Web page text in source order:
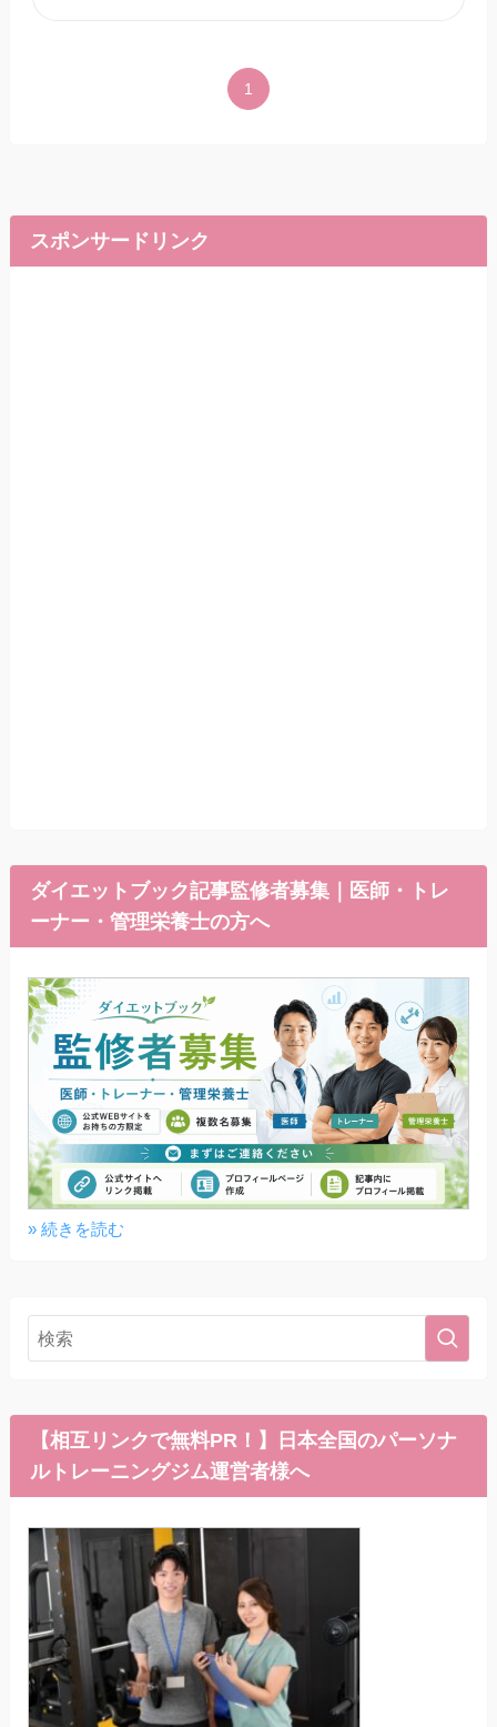
1
スポンサードリンク
ダイエットブック記事監修者募集｜医師・トレ
ーナー・管理栄養士の方へ
» 続きを読む
【相互リンクで無料PR！】日本全国のパーソナ
ルトレーニングジム運営者様へ